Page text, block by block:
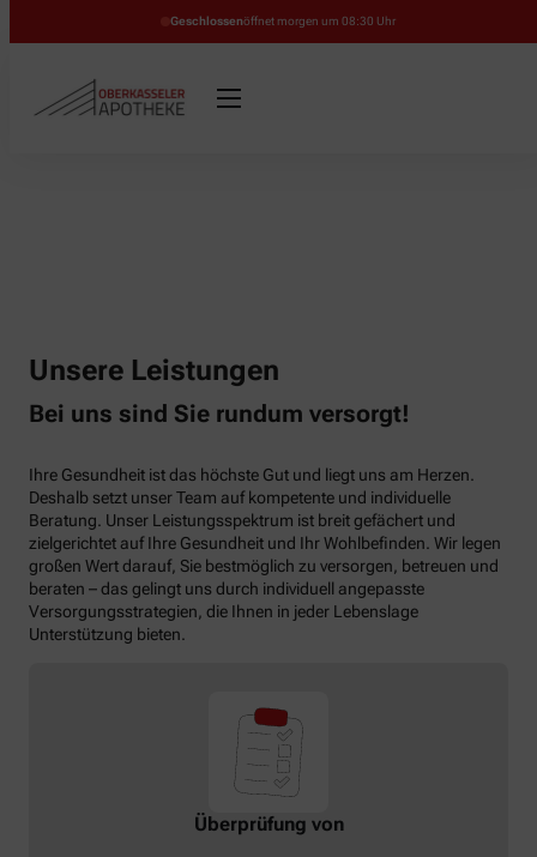
Geschlossenöffnet morgen um 08:30 Uhr
Unsere Leistungen
Bei uns sind Sie rundum versorgt!
Ihre Gesundheit ist das höchste Gut und liegt uns am Herzen.
Deshalb setzt unser Team auf kompetente und individuelle
Beratung. Unser Leistungsspektrum ist breit gefächert und
zielgerichtet auf Ihre Gesundheit und Ihr Wohlbefinden. Wir legen
großen Wert darauf, Sie bestmöglich zu versorgen, betreuen und
beraten – das gelingt uns durch individuell angepasste
Versorgungsstrategien, die Ihnen in jeder Lebenslage
Unterstützung bieten.
Überprüfung von